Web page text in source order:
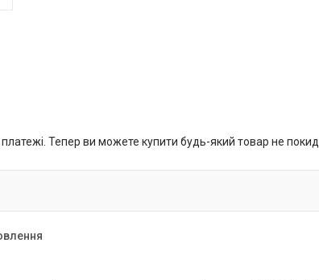
платежі. Тепер ви можете купити будь-який товар не